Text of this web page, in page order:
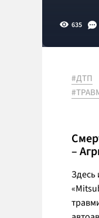
635
#ДТП
–
Здесь